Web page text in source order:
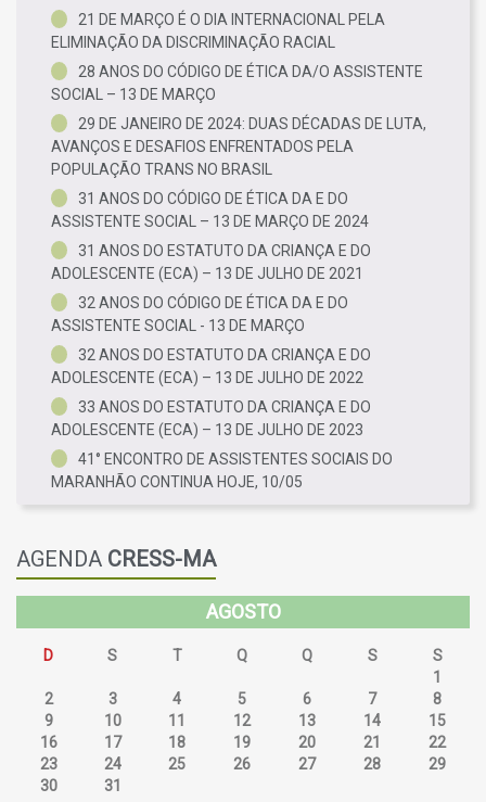
21 DE MARÇO É O DIA INTERNACIONAL PELA
ELIMINAÇÃO DA DISCRIMINAÇÃO RACIAL
28 ANOS DO CÓDIGO DE ÉTICA DA/O ASSISTENTE
SOCIAL – 13 DE MARÇO
29 DE JANEIRO DE 2024: DUAS DÉCADAS DE LUTA,
AVANÇOS E DESAFIOS ENFRENTADOS PELA
POPULAÇÃO TRANS NO BRASIL
31 ANOS DO CÓDIGO DE ÉTICA DA E DO
ASSISTENTE SOCIAL – 13 DE MARÇO DE 2024
31 ANOS DO ESTATUTO DA CRIANÇA E DO
ADOLESCENTE (ECA) – 13 DE JULHO DE 2021
32 ANOS DO CÓDIGO DE ÉTICA DA E DO
ASSISTENTE SOCIAL - 13 DE MARÇO
32 ANOS DO ESTATUTO DA CRIANÇA E DO
ADOLESCENTE (ECA) – 13 DE JULHO DE 2022
33 ANOS DO ESTATUTO DA CRIANÇA E DO
ADOLESCENTE (ECA) – 13 DE JULHO DE 2023
41° ENCONTRO DE ASSISTENTES SOCIAIS DO
MARANHÃO CONTINUA HOJE, 10/05
AGENDA CRESS-MA
AGOSTO
D S T Q Q S
S
1
2
3 4 5 6 7
8
9
10 11 12 13 14
15
16
17 18 19 20 21
22
23
24 25 26 27 28
29
30
31